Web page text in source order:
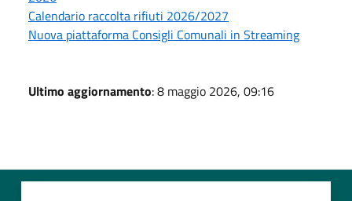
Calendario raccolta rifiuti 2026/2027
Nuova piattaforma Consigli Comunali in Streaming
Ultimo aggiornamento: 8 maggio 2026, 09:16